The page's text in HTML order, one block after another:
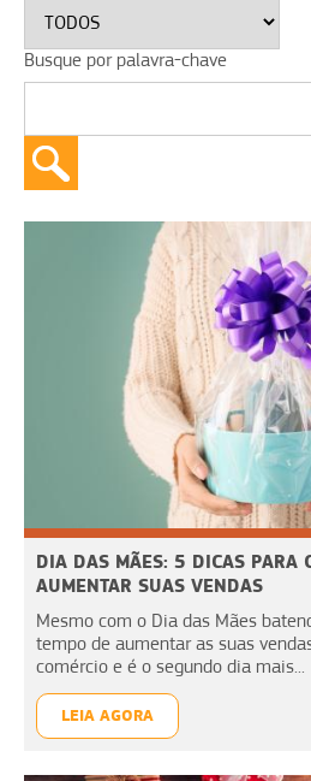
Busque por palavra-chave
DIA DAS MÃES: 5 DICAS PARA
AUMENTAR SUAS VENDAS
Mesmo com o Dia das Mães
tempo de aumentar as suas
comércio e é o segundo dia mais...
LEIA AGORA